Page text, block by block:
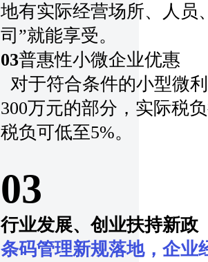
地有实际经营场所、人员
司”就能享受。
03普惠性小微企业优惠
对于符合条件的小型微
300万元的部分，实际税
税负可低至5%。
03
行业发展、创业扶持新政
条码管理新规落地，企业